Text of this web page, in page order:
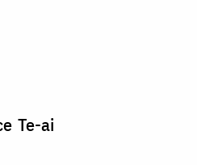
Te-ai